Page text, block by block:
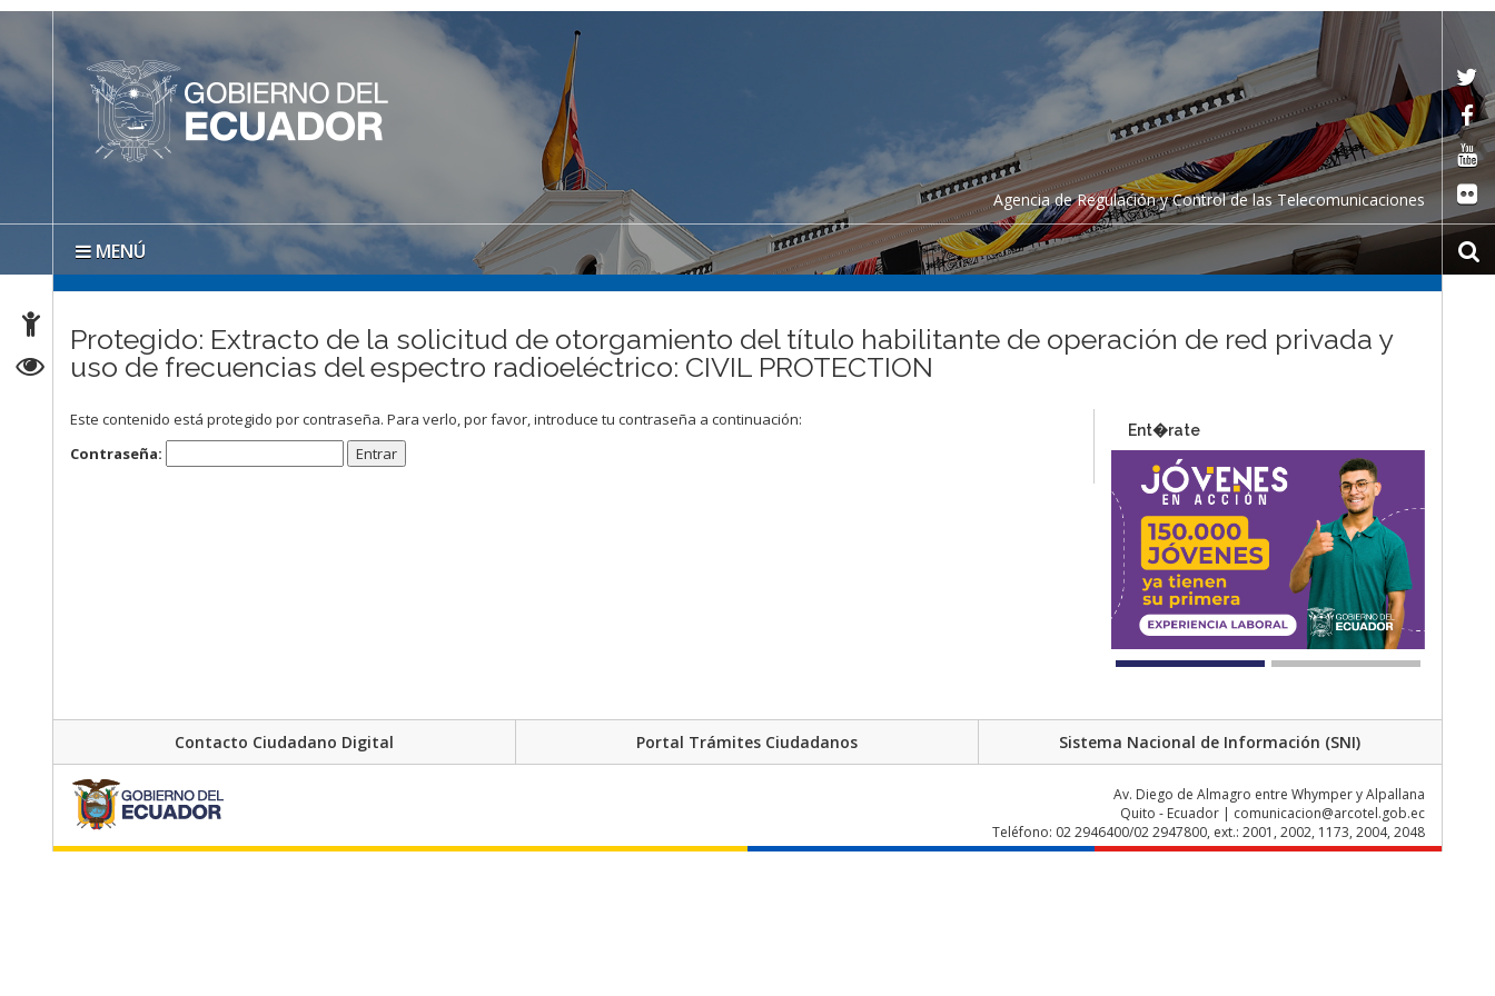
Agencia de Regulación y Control de las Telecomunicaciones
MENÚ
Protegido: Extracto de la solicitud de otorgamiento del título habilitante de operación de red privada y
uso de frecuencias del espectro radioeléctrico: CIVIL PROTECTION
Este contenido está protegido por contraseña. Para verlo, por favor, introduce tu contraseña a continuación:
Contraseña:
Ent�rate
Contacto Ciudadano Digital Portal Trámites Ciudadanos Sistema Nacional de Información (SNI)
Av. Diego de Almagro entre Whymper y Alpallana
Quito - Ecuador | comunicacion@arcotel.gob.ec
Teléfono: 02 2946400/02 2947800, ext.: 2001, 2002, 1173, 2004, 2048